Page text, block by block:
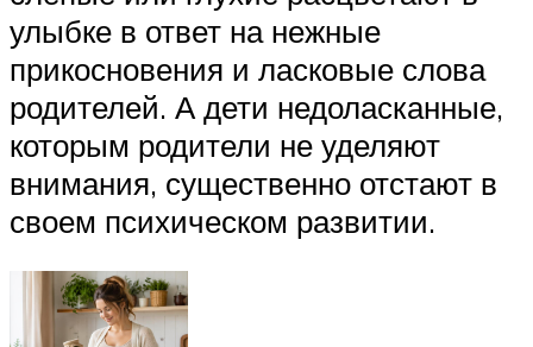
улыбке в ответ на нежные
прикосновения и ласковые слова
родителей. А дети недоласканные,
которым родители не уделяют
внимания, существенно отстают в
своем психическом развитии.